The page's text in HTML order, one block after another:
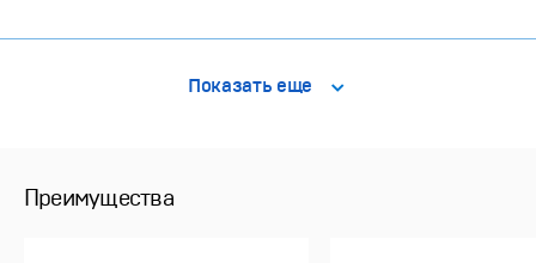
Показать еще
Преимущества